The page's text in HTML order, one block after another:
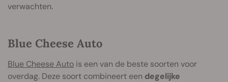
verwachten.
Blue Cheese Auto
Blue Cheese Auto is een van de beste soorten voor
overdag. Deze soort combineert een degelijke